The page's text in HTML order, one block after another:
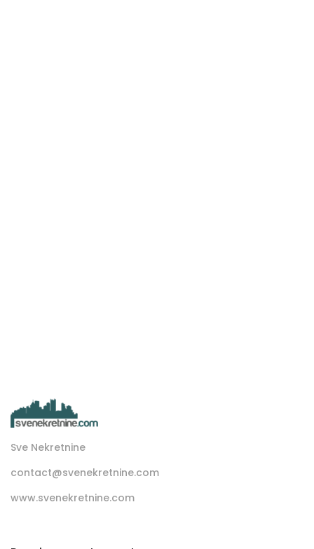
Sve Nekretnine
contact@svenekretnine.com
www.svenekretnine.com